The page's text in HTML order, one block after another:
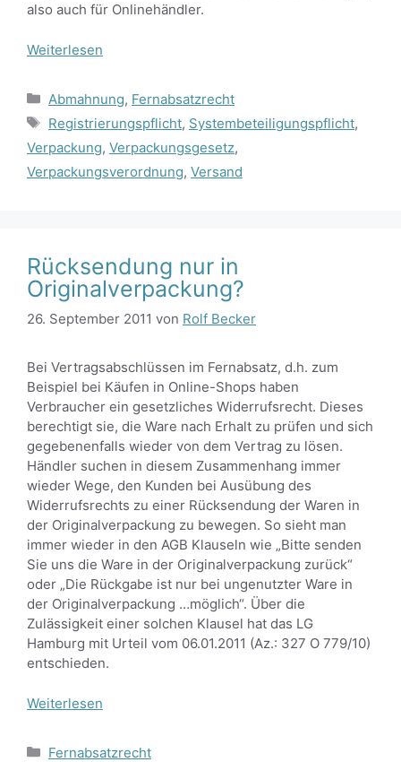
also auch für Onlinehändler.
Weiterlesen
Kategorien
Abmahnung, Fernabsatzrecht
Schlagwörter
Registrierungspflicht, Systembeteiligungspflicht,
Verpackung, Verpackungsgesetz,
Verpackungsverordnung, Versand
Rücksendung nur in
Originalverpackung?
26. September 2011 von Rolf Becker
Bei Vertragsabschlüssen im Fernabsatz, d.h. zum
Beispiel bei Käufen in Online-Shops haben
Verbraucher ein gesetzliches Widerrufsrecht. Dieses
berechtigt sie, die Ware nach Erhalt zu prüfen und sich
gegebenenfalls wieder von dem Vertrag zu lösen.
Händler suchen in diesem Zusammenhang immer
wieder Wege, den Kunden bei Ausübung des
Widerrufsrechts zu einer Rücksendung der Waren in
der Originalverpackung zu bewegen. So sieht man
immer wieder in den AGB Klauseln wie „Bitte senden
Sie uns die Ware in der Originalverpackung zurück“
oder „Die Rückgabe ist nur bei ungenutzter Ware in
der Originalverpackung …möglich“. Über die
Zulässigkeit einer solchen Klausel hat das LG
Hamburg mit Urteil vom 06.01.2011 (Az.: 327 O 779/10)
entschieden.
Weiterlesen
Kategorien
Fernabsatzrecht